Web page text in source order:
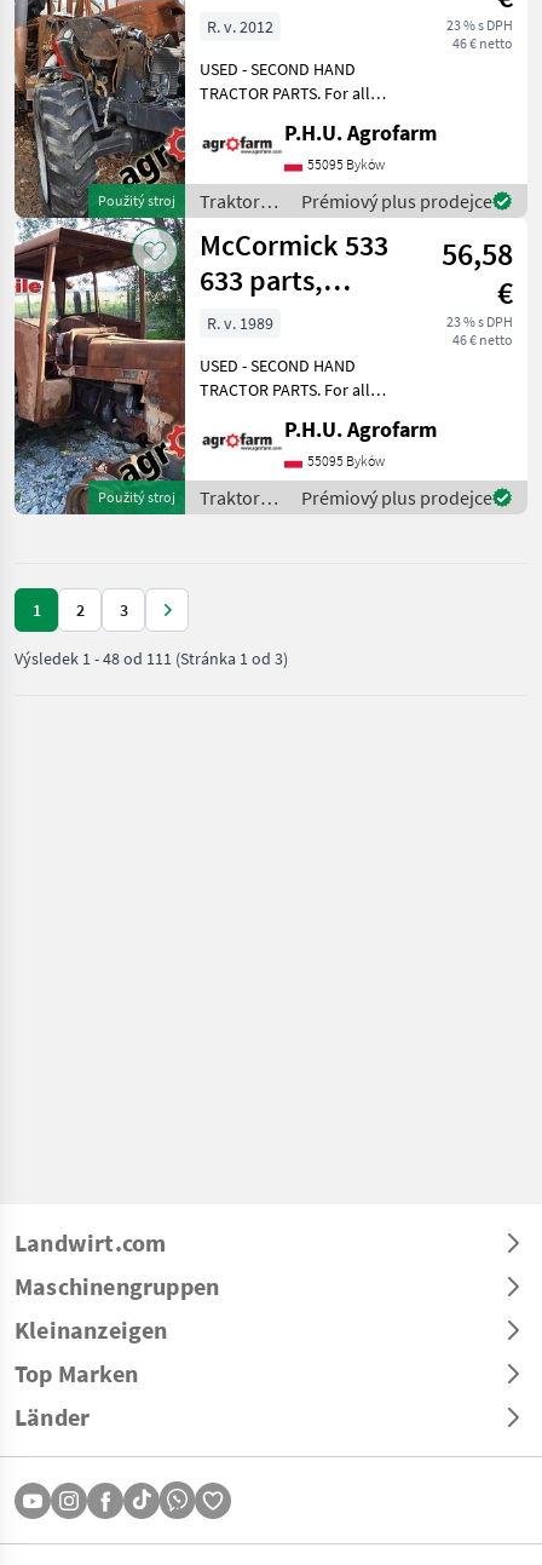
Použitý stroj
135 T3 145 parts,
23 % s DPH
46 € netto
R. v. 2012
USED - SECOND HAND
TRACTOR PARTS. For all
message by e-mail either
whatsapp. TRAKTOR -
SCHLEPPER ERSATZTEILE.
Bei weiteren fragen
kontaktieren
P.H.U. Agrofarm
55095 Byków
Traktory /
McCormick
Prémiový plus prodejce
Použitý stroj
McCormick 533
633 parts,
ersatzteile,
56,58
€
23 % s DPH
46 € netto
R. v. 1989
USED - SECOND HAND
TRACTOR PARTS. For all
message by e-mail either
whatsapp. TRAKTOR -
SCHLEPPER ERSATZTEILE.
Bei weiteren fragen
P.H.U. Agrofarm
55095 Byków
Traktory /
McCormick
Prémiový plus prodejce
1 2 3
Výsledek 1-48od 111 (Stránka 1 od 3)
Landwirt.com
Maschinengruppen
Kleinanzeigen
Top Marken
Länder